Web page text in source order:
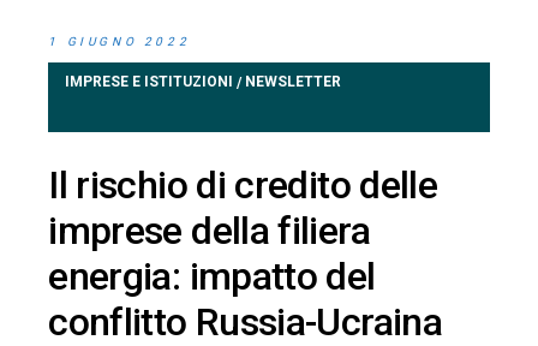
1 GIUGNO 2022
IMPRESE E ISTITUZIONI / NEWSLETTER
Il rischio di credito delle
imprese della filiera
energia: impatto del
conflitto Russia-Ucraina